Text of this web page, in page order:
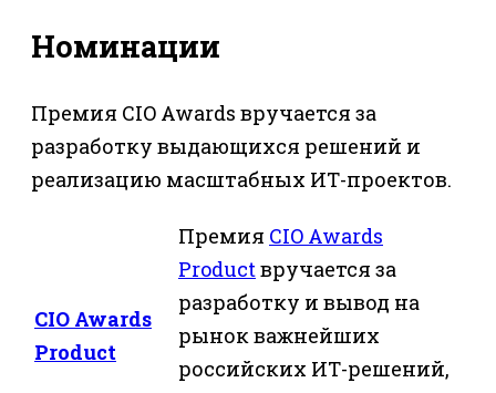
Номинации
Премия CIO Awards вручается за
разработку выдающихся решений и
реализацию масштабных ИТ-проектов.
CIO Awards
Product
Премия CIO Awards
Productвручается за
разработку и вывод на
рынок важнейших
российских ИТ-решений,